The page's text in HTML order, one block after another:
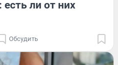
ли от них
Обсудить